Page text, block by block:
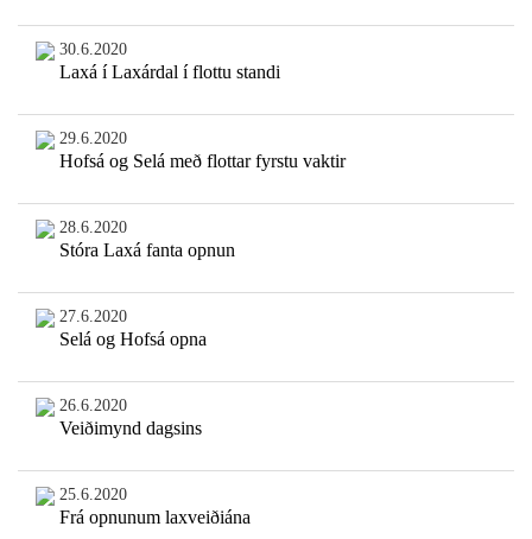
30.6.2020
Laxá í Laxárdal í flottu standi
29.6.2020
Hofsá og Selá með flottar fyrstu vaktir
28.6.2020
Stóra Laxá fanta opnun
27.6.2020
Selá og Hofsá opna
26.6.2020
Veiðimynd dagsins
25.6.2020
Frá opnunum laxveiðiána